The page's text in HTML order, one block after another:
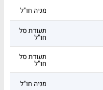
מניה חו"ל
תעודת סל
חו"ל
תעודת סל
חו"ל
מניה חו"ל